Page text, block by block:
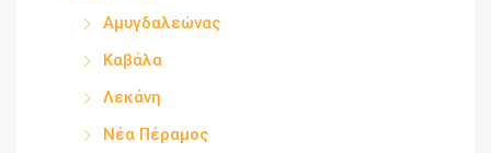
Αμυγδαλεώνας
Καβάλα
Λεκάνη
Νέα Πέραμος